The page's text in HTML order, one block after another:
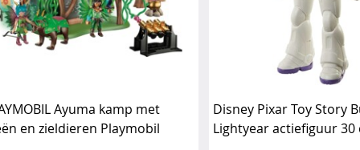
Ayuma kamp met
en zieldieren Playmobil
Disney Pixar Toy Story
Lightyear actiefiguur 30